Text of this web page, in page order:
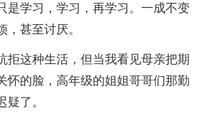
学习，学习，再学习。一成不变
，甚至讨厌。
这种生活，但当我看见母亲把期
怀的脸，高年级的姐姐哥哥们那勤
疑了。